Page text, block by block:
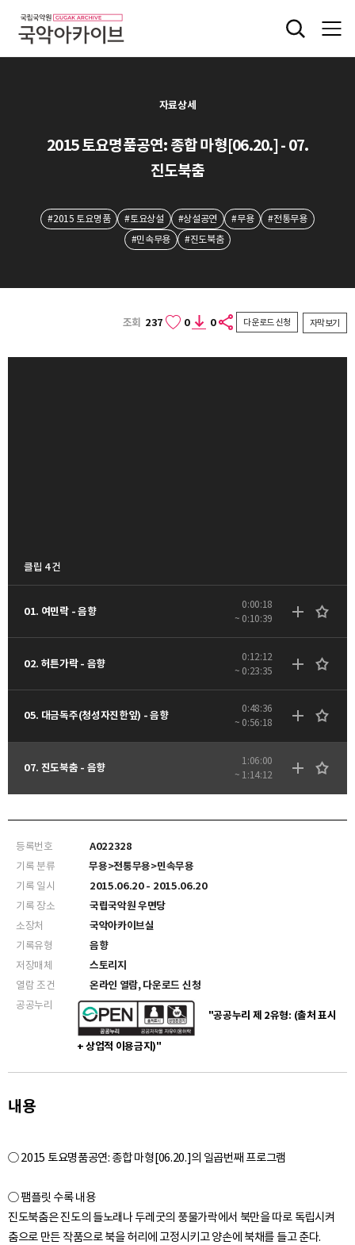
자료상세
2015 토요명품공연: 종합 마형[06.20.] - 07.
진도북춤
#2015 토요명품 #토요상설 #상설공연 #무용
#전통무용
#민속무용
#진도북춤
조회 237 0 0 다운로드 신청 자막보기
클립 4 건
01. 여민락 - 음향
0:00:18
~ 0:10:39
02. 허튼가락 - 음향
0:12:12
~ 0:23:35
05. 대금독주(청성자진한잎) - 음향
0:48:36
~ 0:56:18
07. 진도북춤 - 음향
1:06:00
~ 1:14:12
등록번호
A022328
기록 분류
무용>전통무용>민속무용
기록 일시
2015.06.20 - 2015.06.20
기록 장소
국립국악원 우면당
소장처
국악아카이브실
기록유형
음향
저장매체
스토리지
열람 조건
온라인 열람, 다운로드 신청
공공누리
"공공누리 제 2유형: (출처 표시
+ 상업적 이용금지)"
내용
○ 2015 토요명품공연: 종합 마형[06.20.]의 일곱번째 프로그램
○ 팸플릿 수록 내용
진도북춤은 진도의 들노래나 두레굿의 풍물가락에서 북만을 따로 독립시켜
춤으로 만든 작품으로 북을 허리에 고정시키고 양손에 북채를 들고 춘다.